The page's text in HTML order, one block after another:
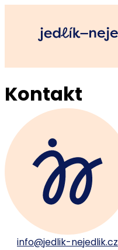
Kontakt
info@jedlik-nejedlik.cz